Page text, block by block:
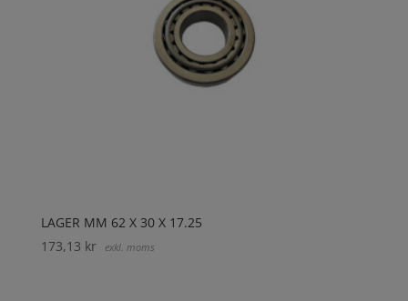
LAGER MM 62 X 30 X 17.25
173,13 kr exkl. moms